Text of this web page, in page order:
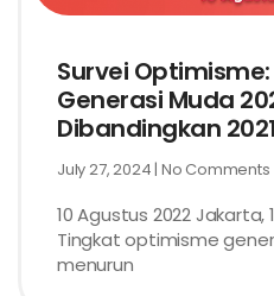
Survei
Generasi Muda
Dibandingkan 2021
July 27, 2024 No Comments
10 Agustus 2022 Jakarta,
Tingkat optimisme
menurun